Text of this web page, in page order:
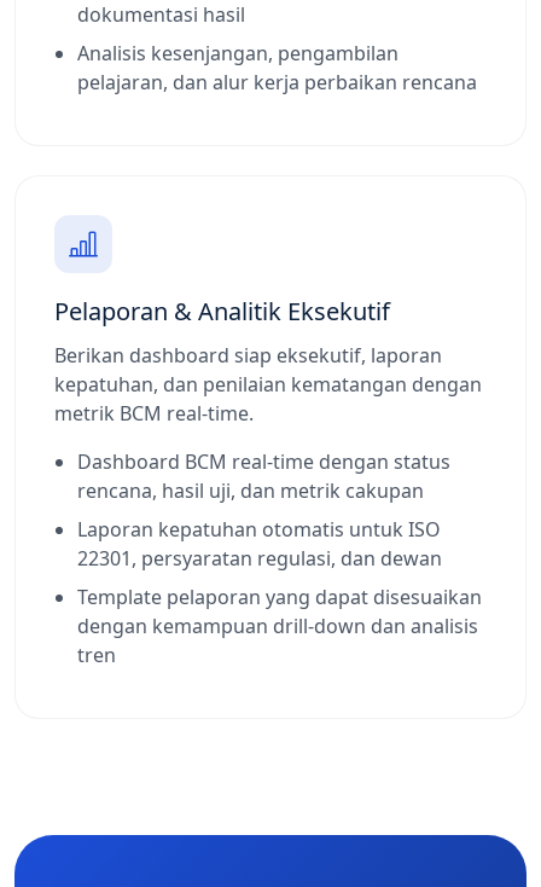
dokumentasi hasil
Analisis kesenjangan, pengambilan
pelajaran, dan alur kerja perbaikan rencana
Pelaporan & Analitik Eksekutif
Berikan dashboard siap eksekutif, laporan
kepatuhan, dan penilaian kematangan dengan
metrik BCM real-time.
Dashboard BCM real-time dengan status
rencana, hasil uji, dan metrik cakupan
Laporan kepatuhan otomatis untuk ISO
22301, persyaratan regulasi, dan dewan
Template pelaporan yang dapat disesuaikan
dengan kemampuan drill-down dan analisis
tren